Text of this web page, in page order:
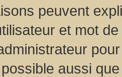
peuvent
et mot
aussi